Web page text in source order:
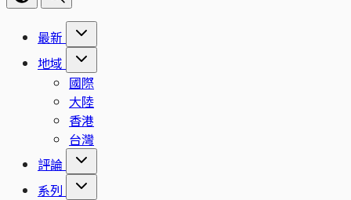
最新
地域
國際
大陸
香港
台灣
評論
系列